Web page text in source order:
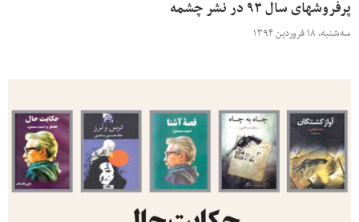
پرفروشهای سال ۹۳ در نشر چشمه
سه‌شنبه، ۱۸ فروردین ۱۳۹۴